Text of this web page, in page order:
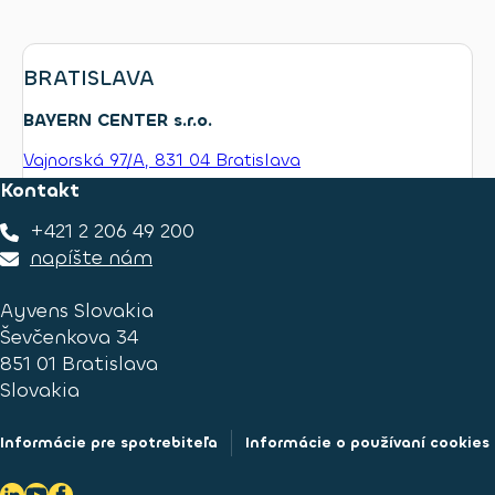
BRATISLAVA
BAYERN CENTER s.r.o.
Vajnorská 97/A, 831 04 Bratislava
+421 903 504 504
pozicovna@bayerncenter.sk
So–Ne a sviatky: zatvorené
KOŠICE
Rastislavova 108, 040 01 Košice
+421 908 701 408
Kontakt
+421 2 206 49 200
napíšte nám
Ayvens Slovakia
Ševčenkova 34
851 01 Bratislava
Slovakia
Informácie pre spotrebiteľa Informácie o používaní cookies